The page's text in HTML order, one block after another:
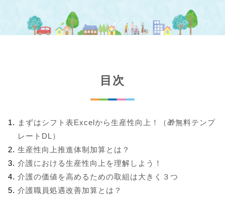
目次
まずはシフト表Excelから生産性向上！（🎁無料テンプ
レートDL）
生産性向上推進体制加算とは？
介護における生産性向上を理解しよう！
介護の価値を高めるための取組は大きく３つ
介護職員処遇改善加算とは？